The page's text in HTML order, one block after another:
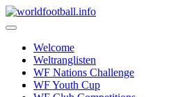
Skip
to
Welcome
Weltranglisten
WF Nations Challenge
WF Youth Cup